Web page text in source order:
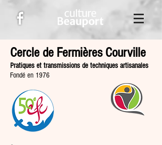
Cercle de Fermières Courville
Pratiques et transmissions de techniques artisanales
Fondé en 1976